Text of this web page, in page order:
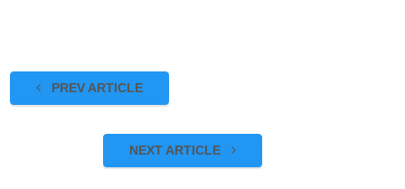
PREV ARTICLE
NEXT ARTICLE